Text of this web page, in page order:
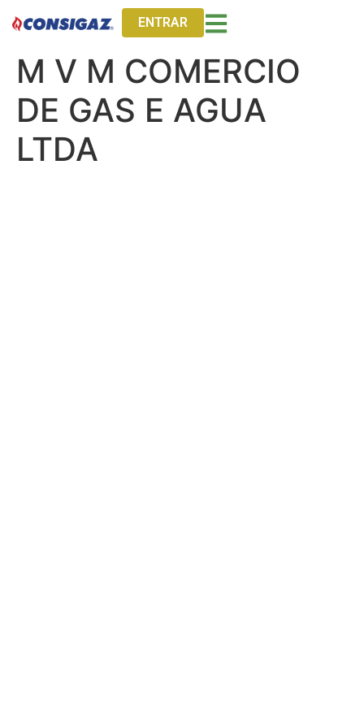
ENTRAR
M V M COMERCIO
DE GAS E AGUA
LTDA